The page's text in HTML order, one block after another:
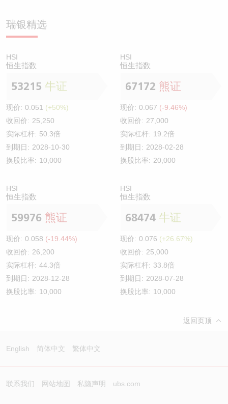
瑞银精选
HSI
恒生指数
53215 牛证
现价: 0.051 (+50%)
收回价: 25,250
实际杠杆: 50.3倍
到期日: 2028-10-30
换股比率: 10,000
HSI
恒生指数
67172 熊证
现价: 0.067 (-9.46%)
收回价: 27,000
实际杠杆: 19.2倍
到期日: 2028-02-28
换股比率: 20,000
HSI
恒生指数
59976 熊证
现价: 0.058 (-19.44%)
收回价: 26,200
实际杠杆: 44.3倍
到期日: 2028-12-28
换股比率: 10,000
HSI
恒生指数
68474 牛证
现价: 0.076 (+26.67%)
收回价: 25,000
实际杠杆: 33.8倍
到期日: 2028-07-28
换股比率: 10,000
返回页顶
English 简体中文 繁体中文
联系我们 网站地图 私隐声明 ubs.com